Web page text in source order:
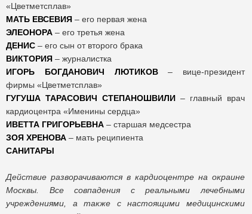
«Цветметсплав»
МАТЬ ЕВСЕВИЯ – его первая жена
ЭЛЕОНОРА – его третья жена
ДЕНИС – его сын от второго брака
ВИКТОРИЯ – журналистка
ИГОРЬ БОГДАНОВИЧ ЛЮТИКОВ– вице-президент
фирмы «Цветметсплав»
ГУГУША ТАРАСОВИЧ СТЕПАНОШВИЛИ – главный врач
кардиоцентра «Именины сердца»
ИВЕТТА ГРИГОРЬЕВНА – старшая медсестра
ЗОЯ ХРЕНОВА – мать реципиента
САНИТАРЫ
Действие разворачиваются в кардиоцентре на окраине
Москвы. Все совпадения с реальными лечебными
учреждениями, а также с настоящими медицинскими